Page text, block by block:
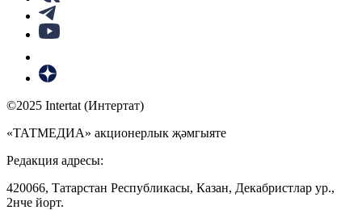
©2025 Intertat (Интертат)
«ТАТМЕДИА» акционерлык җәмгыяте
Редакция адресы:
420066, Татарстан Республикасы, Казан, Декабристлар ур.,
2нче йорт.